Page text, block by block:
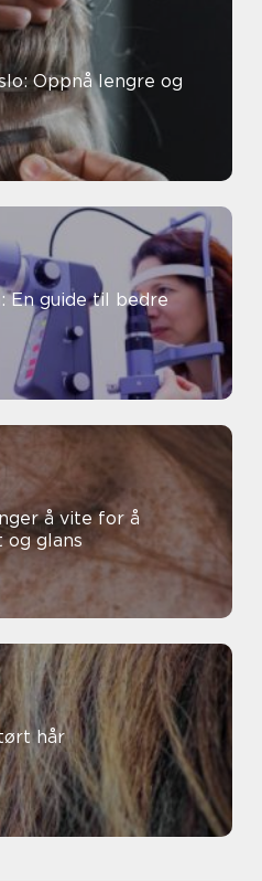
Oppnå lengre og
En guide til bedre
å vite for å
og glans
hår